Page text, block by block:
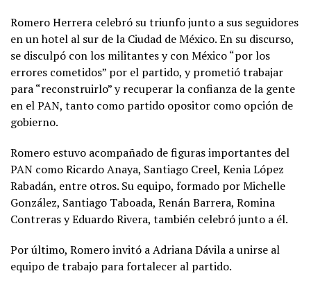
Romero Herrera celebró su triunfo junto a sus seguidores
en un hotel al sur de la Ciudad de México. En su discurso,
se disculpó con los militantes y con México “por los
errores cometidos” por el partido, y prometió trabajar
para “reconstruirlo” y recuperar la confianza de la gente
en el PAN, tanto como partido opositor como opción de
gobierno.
Romero estuvo acompañado de figuras importantes del
PAN como Ricardo Anaya, Santiago Creel, Kenia López
Rabadán, entre otros. Su equipo, formado por Michelle
González, Santiago Taboada, Renán Barrera, Romina
Contreras y Eduardo Rivera, también celebró junto a él.
Por último, Romero invitó a Adriana Dávila a unirse al
equipo de trabajo para fortalecer al partido.